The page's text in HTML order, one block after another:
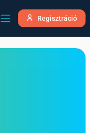
Regisztráció